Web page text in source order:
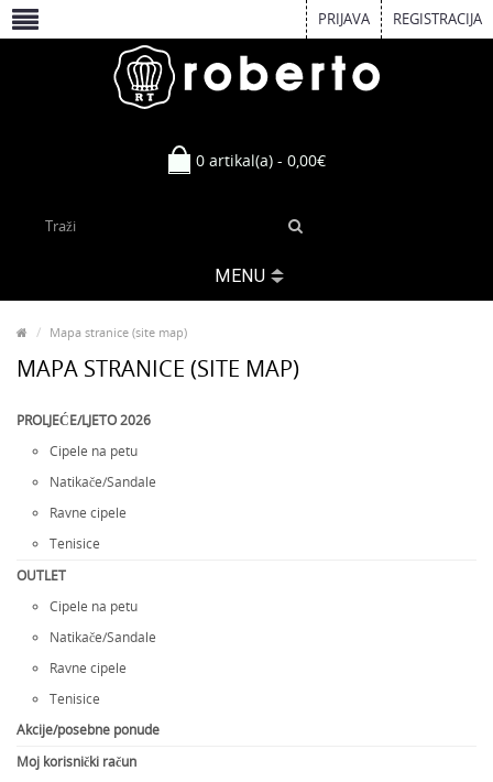
PRIJAVA REGISTRACIJA
0 artikal(a) - 0,00€
MENU
Mapa stranice (site map)
MAPA STRANICE (SITE MAP)
PROLJEĆE/LJETO 2026
Cipele na petu
Natikače/Sandale
Ravne cipele
Tenisice
OUTLET
Cipele na petu
Natikače/Sandale
Ravne cipele
Tenisice
Akcije/posebne ponude
Moj korisnički račun